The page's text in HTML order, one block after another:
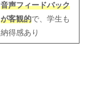
音声フィードバック
が客観的で、学生も
納得感あり